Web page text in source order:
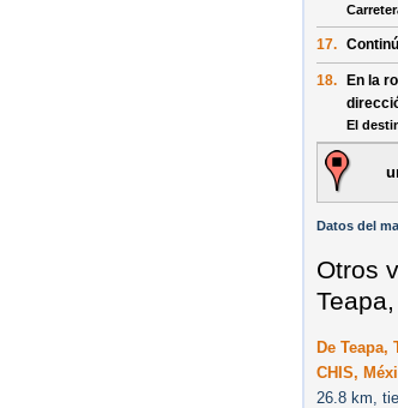
17.
18. En la
El
Datos del
Otros
De Teapa,
CHIS,
26.8 km,